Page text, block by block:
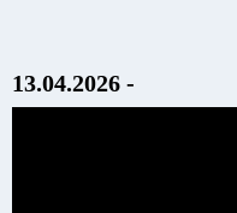
13.04.2026 -